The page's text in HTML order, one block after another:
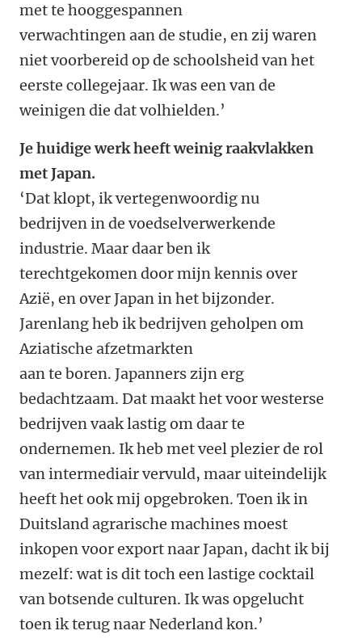
met te hooggespannen
verwachtingen aan de studie, en zij waren
niet voorbereid op de schoolsheid van het
eerste collegejaar. Ik was een van de
weinigen die dat volhielden.’
Je huidige werk heeft weinig raakvlakken
met Japan.
‘Dat klopt, ik vertegenwoordig nu
bedrijven in de voedselverwerkende
industrie. Maar daar ben ik
terechtgekomen door mijn kennis over
Azië, en over Japan in het bijzonder.
Jarenlang heb ik bedrijven geholpen om
Aziatische afzetmarkten
aan te boren. Japanners zijn erg
bedachtzaam. Dat maakt het voor westerse
bedrijven vaak lastig om daar te
ondernemen. Ik heb met veel plezier de rol
van intermediair vervuld, maar uiteindelijk
heeft het ook mij opgebroken. Toen ik in
Duitsland agrarische machines moest
inkopen voor export naar Japan, dacht ik bij
mezelf: wat is dit toch een lastige cocktail
van botsende culturen. Ik was opgelucht
toen ik terug naar Nederland kon.’